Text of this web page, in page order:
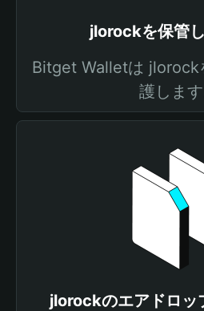
jlorockを保管
Bitget Walletは jlorock
護します
jlorockのエアドロッ